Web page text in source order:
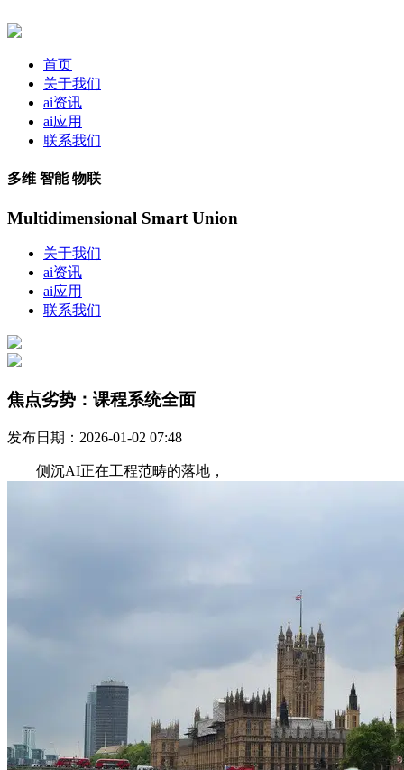
首页
关于我们
ai资讯
ai应用
联系我们
多维 智能 物联
Multidimensional Smart Union
关于我们
ai资讯
ai应用
联系我们
焦点劣势：课程系统全面
发布日期：2026-01-02 07:48
侧沉AI正在工程范畴的落地，